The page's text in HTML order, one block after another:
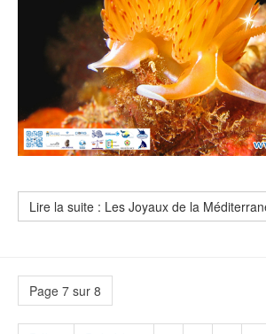
Lire la suite : Les Joyaux de la
Page 7 sur 8